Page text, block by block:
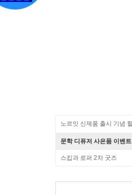
문학 디퓨저 사은품 이벤트
스킵과 로퍼 2차 굿즈